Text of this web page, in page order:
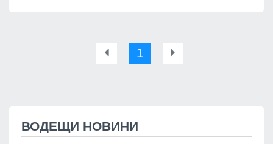
1
ВОДЕЩИ НОВИНИ